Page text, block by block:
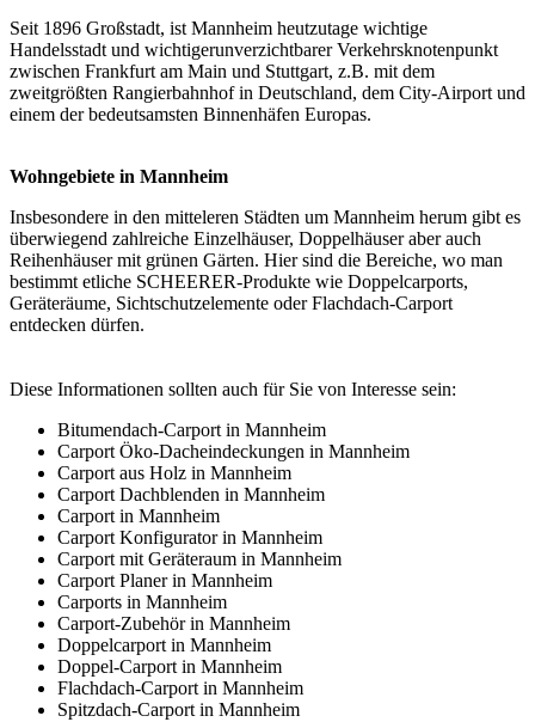
Seit 1896 Großstadt, ist Mannheim heutzutage wichtige
Handelsstadt und wichtigerunverzichtbarer Verkehrsknotenpunkt
zwischen Frankfurt am Main und Stuttgart, z.B. mit dem
zweitgrößten Rangierbahnhof in Deutschland, dem City-Airport und
einem der bedeutsamsten Binnenhäfen Europas.
Wohngebiete in Mannheim
Insbesondere in den mitteleren Städten um Mannheim herum gibt es
überwiegend zahlreiche Einzelhäuser, Doppelhäuser aber auch
Reihenhäuser mit grünen Gärten. Hier sind die Bereiche, wo man
bestimmt etliche SCHEERER-Produkte wie Doppelcarports,
Geräteräume, Sichtschutzelemente oderFlachdach-Carport
entdecken dürfen.
Diese Informationen sollten auch für Sie von Interesse sein:
Bitumendach-Carport in Mannheim
Carport Öko-Dacheindeckungen in Mannheim
Carport aus Holz in Mannheim
Carport Dachblenden in Mannheim
Carport in Mannheim
Carport Konfigurator in Mannheim
Carport mit Geräteraum in Mannheim
Carport Planer in Mannheim
Carports in Mannheim
Carport-Zubehör in Mannheim
Doppelcarport in Mannheim
Doppel-Carport in Mannheim
Flachdach-Carport in Mannheim
Spitzdach-Carport in Mannheim